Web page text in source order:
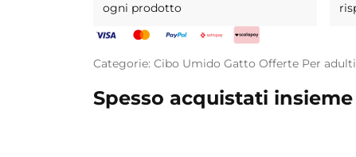
ogni prodotto
Categorie:Cibo Umido Gatto Offerte Per adulti
Spesso acquistati insieme